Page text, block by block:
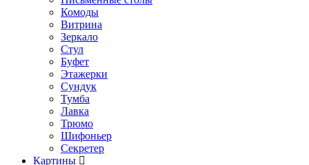
Комоды
Витрина
Зеркало
Стул
Буфет
Этажерки
Сундук
Тумба
Лавка
Трюмо
Шифоньер
Секретер
Картины